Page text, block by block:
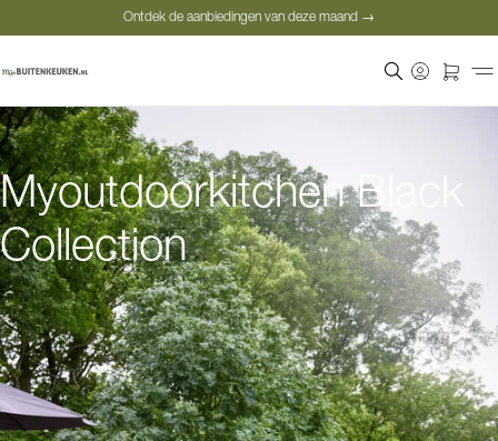
Ontdek de aanbiedingen van deze maand →
Ontdek de aanbiedingen van deze maand →
Myoutdoorkitchen Black
Collection